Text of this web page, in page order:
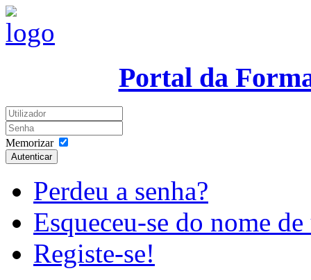
Portal da
Memorizar
Autenticar
Perdeu a senha?
Esqueceu-se do nome
Registe-se!